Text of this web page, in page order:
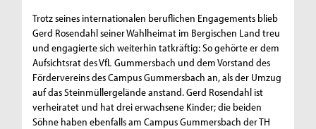
Trotz seines internationalen beruflichen Engagements blieb
Gerd Rosendahl seiner Wahlheimat im Bergischen Land treu
und engagierte sich weiterhin tatkräftig: So gehörte er dem
Aufsichtsrat des VfL Gummersbach und dem Vorstand des
Fördervereins des Campus Gummersbach an, als der Umzug
auf das Steinmüllergelände anstand. Gerd Rosendahl ist
verheiratet und hat drei erwachsene Kinder; die beiden
Söhne haben ebenfalls am Campus Gummersbach der TH